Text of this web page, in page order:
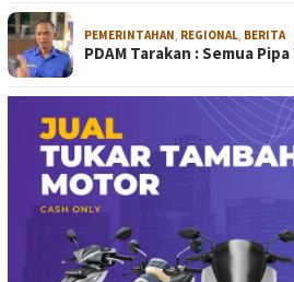
PEMERINTAHAN, REGIONAL, BERITA
PDAM Tarakan : Semua